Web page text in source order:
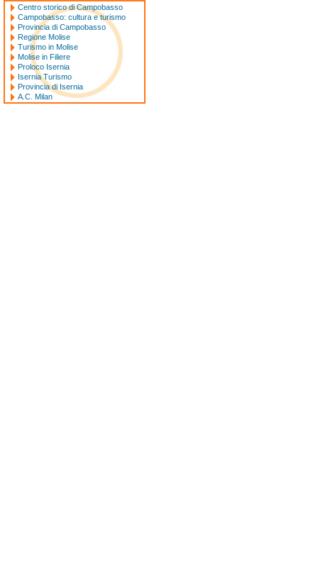
Centro storico di Campobasso
Campobasso: cultura e turismo
Provincia di Campobasso
Regione Molise
Turismo in Molise
Molise in Filiere
Proloco Isernia
Isernia Turismo
Provincia di Isernia
A.C. Milan